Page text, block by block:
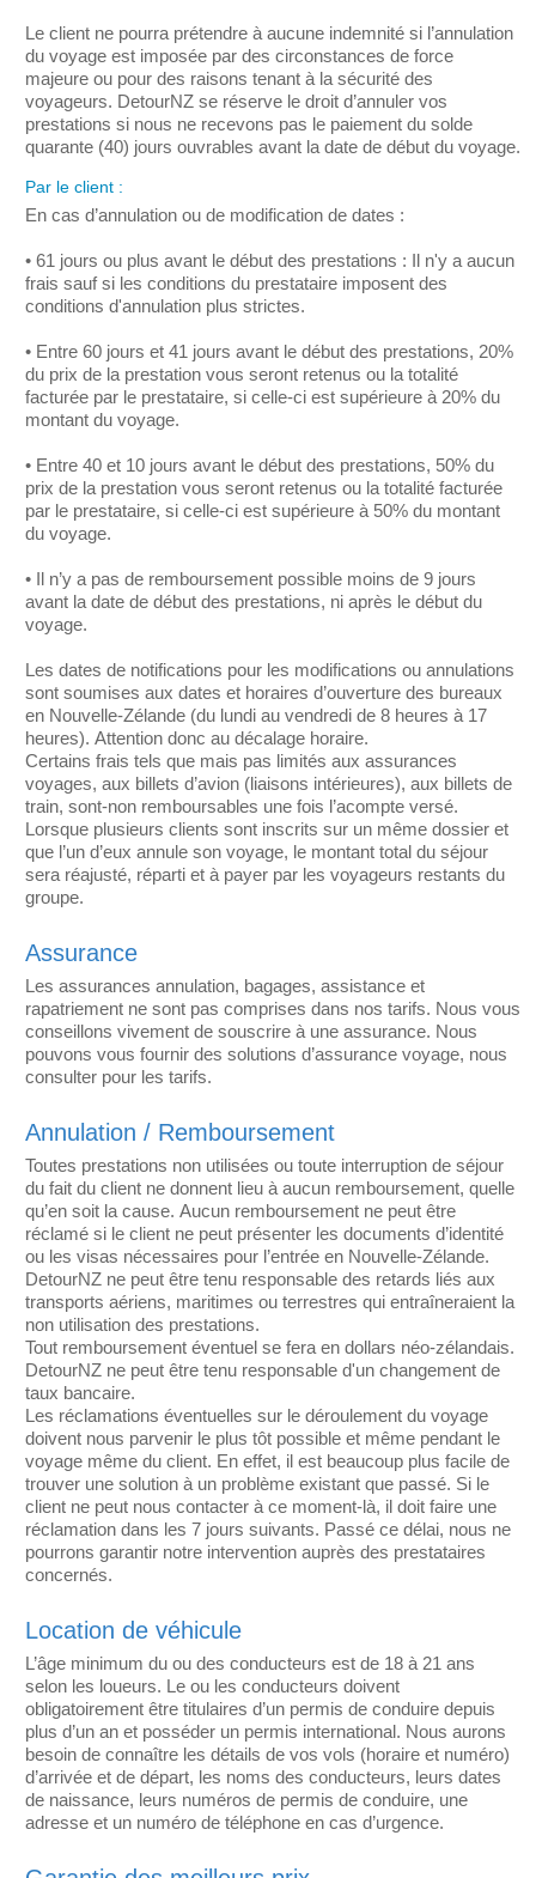
Le client ne pourra prétendre à aucune indemnité si l’annulation
du voyage est imposée par des circonstances de force
majeure ou pour des raisons tenant à la sécurité des
voyageurs. DetourNZ se réserve le droit d’annuler vos
prestations si nous ne recevons pas le paiement du solde
quarante (40) jours ouvrables avant la date de début du voyage.
Par le client :
En cas d’annulation ou de modification de dates :
• 61 jours ou plus avant le début des prestations : Il n'y a aucun
frais sauf si les conditions du prestataire imposent des
conditions d'annulation plus strictes.
• Entre 60 jours et 41 jours avant le début des prestations, 20%
du prix de la prestation vous seront retenus ou la totalité
facturée par le prestataire, si celle-ci est supérieure à 20% du
montant du voyage.
• Entre 40 et 10 jours avant le début des prestations, 50% du
prix de la prestation vous seront retenus ou la totalité facturée
par le prestataire, si celle-ci est supérieure à 50% du montant
du voyage.
• Il n’y a pas de remboursement possible moins de 9 jours
avant la date de début des prestations, ni après le début du
voyage.
Les dates de notifications pour les modifications ou annulations
sont soumises aux dates et horaires d’ouverture des bureaux
en Nouvelle-Zélande (du lundi au vendredi de 8 heures à 17
heures). Attention donc au décalage horaire.
Certains frais tels que mais pas limités aux assurances
voyages, aux billets d’avion (liaisons intérieures), aux billets de
train, sont-non remboursables une fois l’acompte versé.
Lorsque plusieurs clients sont inscrits sur un même dossier et
que l’un d’eux annule son voyage, le montant total du séjour
sera réajusté, réparti et à payer par les voyageurs restants du
groupe.
Assurance
Les assurances annulation, bagages, assistance et
rapatriement ne sont pas comprises dans nos tarifs. Nous vous
conseillons vivement de souscrire à une assurance. Nous
pouvons vous fournir des solutions d’assurance voyage, nous
consulter pour les tarifs.
Annulation / Remboursement
Toutes prestations non utilisées ou toute interruption de séjour
du fait du client ne donnent lieu à aucun remboursement, quelle
qu’en soit la cause. Aucun remboursement ne peut être
réclamé si le client ne peut présenter les documents d’identité
ou les visas nécessaires pour l’entrée en Nouvelle-Zélande.
DetourNZ ne peut être tenu responsable des retards liés aux
transports aériens, maritimes ou terrestres qui entraîneraient la
non utilisation des prestations.
Tout remboursement éventuel se fera en dollars néo-zélandais.
DetourNZ ne peut être tenu responsable d'un changement de
taux bancaire.
Les réclamations éventuelles sur le déroulement du voyage
doivent nous parvenir le plus tôt possible et même pendant le
voyage même du client. En effet, il est beaucoup plus facile de
trouver une solution à un problème existant que passé. Si le
client ne peut nous contacter à ce moment-là, il doit faire une
réclamation dans les 7 jours suivants. Passé ce délai, nous ne
pourrons garantir notre intervention auprès des prestataires
concernés.
Location de véhicule
L’âge minimum du ou des conducteurs est de 18 à 21 ans
selon les loueurs. Le ou les conducteurs doivent
obligatoirement être titulaires d’un permis de conduire depuis
plus d’un an et posséder un permis international. Nous aurons
besoin de connaître les détails de vos vols (horaire et numéro)
d’arrivée et de départ, les noms des conducteurs, leurs dates
de naissance, leurs numéros de permis de conduire, une
adresse et un numéro de téléphone en cas d’urgence.